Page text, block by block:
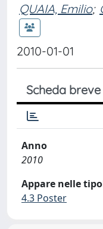
QUAIA, Emilio;
2010-01-01
Scheda breve
Anno
2010
Appare nelle
4.3 Poster